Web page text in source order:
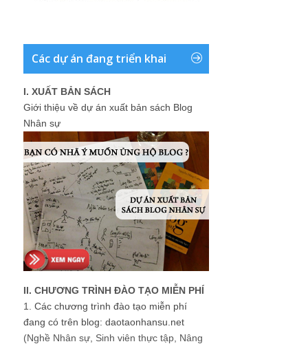
Các dự án đang triển khai
I. XUẤT BẢN SÁCH
Giới thiệu về dự án xuất bản sách Blog
Nhân sự
II. CHƯƠNG TRÌNH ĐÀO TẠO MIỄN PHÍ
1. Các chương trình đào tạo miễn phí
đang có trên blog: daotaonhansu.net
(Nghề Nhân sự, Sinh viên thực tập, Nâng